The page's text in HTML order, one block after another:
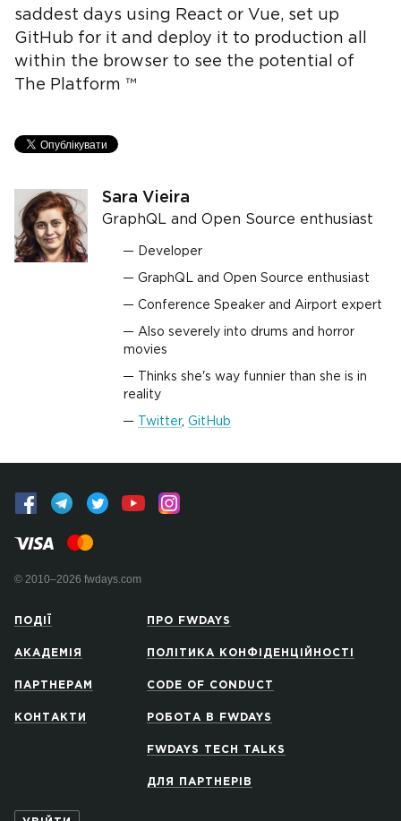
saddest days using React or Vue, set up
GitHub for it and deploy it to production all
within the browser to see the potential of
The Platform ™
Sara Vieira
GraphQL and Open Source enthusiast
Developer
GraphQL and Open Source enthusiast
Conference Speaker and Airport expert
Also severely into drums and horror
movies
Thinks she's way funnier than she is in
reality
Twitter, GitHub
© 2010–2026 fwdays.com
ПОДІЇ
АКАДЕМІЯ
ПАРТНЕРАМ
КОНТАКТИ
ПРО FWDAYS
ПОЛІТИКА КОНФІДЕНЦІЙНОСТІ
CODE OF CONDUCT
РОБОТА В FWDAYS
FWDAYS TECH TALKS
ДЛЯ ПАРТНЕРІВ